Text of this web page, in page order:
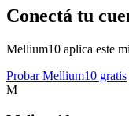
Conectá tu
Mellium10 aplica este
Probar Mellium10 gratis
M